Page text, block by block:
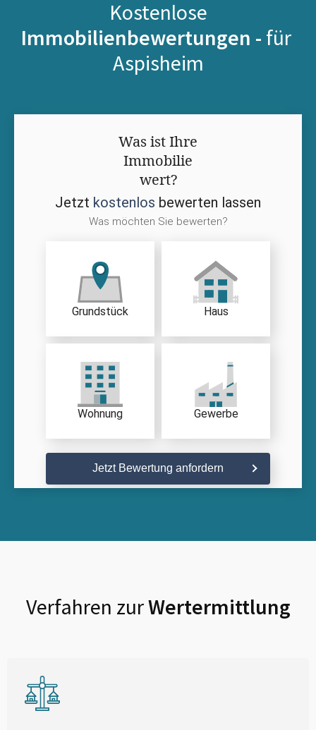
Kostenlose
Immobilienbewertungen - für
Aspisheim
Was ist Ihre
Immobilie
wert?
Jetzt kostenlos bewerten lassen
Was möchten Sie bewerten?
Grundstück Haus
Wohnung Gewerbe
Jetzt Bewertung anfordern
Verfahren zurWertermittlung